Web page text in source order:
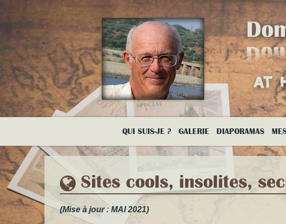
QUI SUIS-JE ? GALERIE DIAPORAMAS
Sites cools, insolites,
(Mise à jour : MAI 2021)